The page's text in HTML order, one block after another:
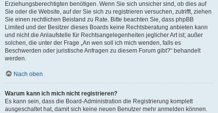
Erziehungsberechtigten benötigen. Wenn Sie sich unsicher sind, ob dies auf
Sie oder die Website, auf der Sie sich zu registrieren versuchen, zutrifft, ziehen
Sie einen rechtlichen Beistand zu Rate. Bitte beachten Sie, dass phpBB
Limited und der Besitzer dieses Boards keine Rechtsberatung anbieten kann
und nicht die Anlaufstelle für Rechtsangelegenheiten jeglicher Art ist; außer
solchen, die unter der Frage „An wen soll ich mich wenden, falls es
Beschwerden oder juristische Anfragen zu diesem Forum gibt?“ behandelt
werden.
Nach oben
Warum kann ich mich nicht registrieren?
Es kann sein, dass die Board-Administration die Registrierung komplett
ausgeschaltet hat, damit sich keine neuen Benutzer mehr anmelden können.